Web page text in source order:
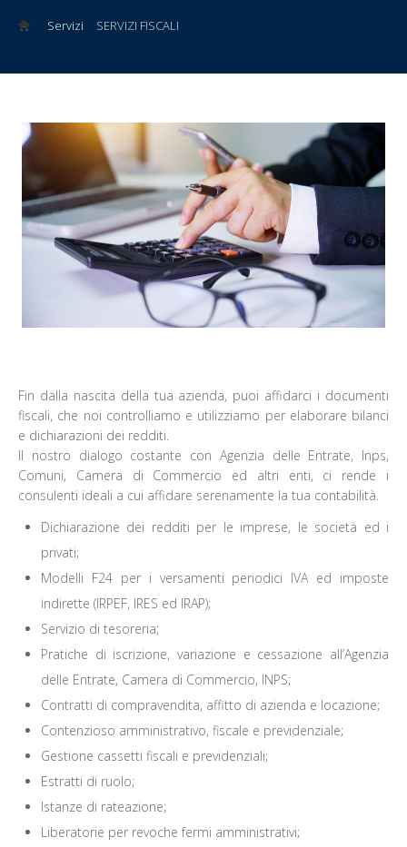
Servizi SERVIZI FISCALI
Fin dalla nascita della tua azienda, puoi affidarci i documenti
fiscali, che noi controlliamo e utilizziamo per elaborare bilanci
e dichiarazioni dei redditi.
Il nostro dialogo costante con Agenzia delle Entrate, Inps,
Comuni, Camera di Commercio ed altri enti, ci rende i
consulenti ideali a cui affidare serenamente la tua contabilità.
Dichiarazione dei redditi per le imprese, le società ed i
privati;
Modelli F24 per i versamenti periodici IVA ed imposte
indirette (IRPEF, IRES ed IRAP);
Servizio di tesoreria;
Pratiche di iscrizione, variazione e cessazione all’Agenzia
delle Entrate, Camera di Commercio, INPS;
Contratti di compravendita, affitto di azienda e locazione;
Contenzioso amministrativo, fiscale e previdenziale;
Gestione cassetti fiscali e previdenziali;
Estratti di ruolo;
Istanze di rateazione;
Liberatorie per revoche fermi amministrativi;